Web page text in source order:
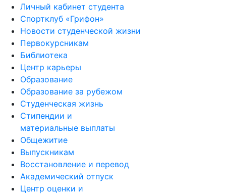
Личный кабинет студента
Спортклуб «Грифон»
Новости студенческой жизни
Первокурсникам
Библиотека
Центр карьеры
Образование
Образование за рубежом
Студенческая жизнь
Стипендии и
материальные выплаты
Общежитие
Выпускникам
Восстановление и перевод
Академический отпуск
Центр оценки и